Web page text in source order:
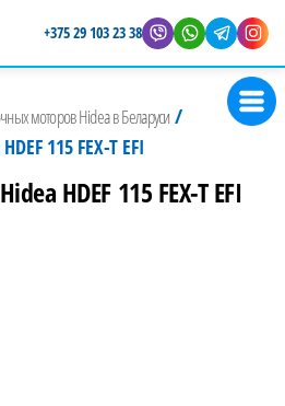
+375 29 103 23 38
моторов Hidea в Беларуси /
115 FEX-T EFI
HDEF 115 FEX-T EFI